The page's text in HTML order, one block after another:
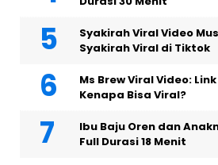
Syakirah Viral Video
Syakirah Viral di Tiktok
Ms Brew Viral Video:
Kenapa Bisa Viral?
Ibu Baju Oren dan
Full Durasi 18 Menit